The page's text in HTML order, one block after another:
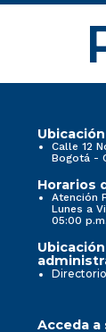
Calle 12
Bogotá -
Horarios
Atención
Lunes a
05:00 p.m.
Directorio
Acceda